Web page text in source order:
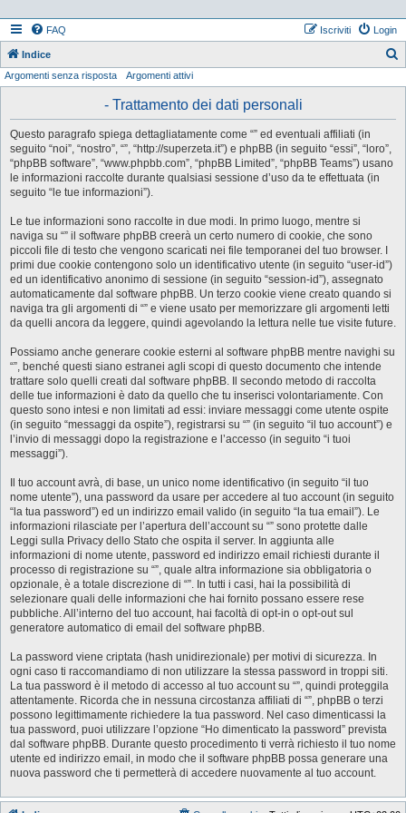
FAQ Login
Iscriviti
Indice
Argomenti senza risposta Argomenti attivi
- Trattamento dei dati personali
Questo paragrafo spiega dettagliatamente come “” ed eventuali affiliati (in
seguito “noi”, “nostro”, “”, “http://superzeta.it”) e phpBB (in seguito “essi”, “loro”,
“phpBB software”, “www.phpbb.com”, “phpBB Limited”, “phpBB Teams”) usano
le informazioni raccolte durante qualsiasi sessione d’uso da te effettuata (in
seguito “le tue informazioni”).
Le tue informazioni sono raccolte in due modi. In primo luogo, mentre si
naviga su “” il software phpBB creerà un certo numero di cookie, che sono
piccoli file di testo che vengono scaricati nei file temporanei del tuo browser. I
primi due cookie contengono solo un identificativo utente (in seguito “user-id”)
ed un identificativo anonimo di sessione (in seguito “session-id”), assegnato
automaticamente dal software phpBB. Un terzo cookie viene creato quando si
naviga tra gli argomenti di “” e viene usato per memorizzare gli argomenti letti
da quelli ancora da leggere, quindi agevolando la lettura nelle tue visite future.
Possiamo anche generare cookie esterni al software phpBB mentre navighi su
“”, benché questi siano estranei agli scopi di questo documento che intende
trattare solo quelli creati dal software phpBB. Il secondo metodo di raccolta
delle tue informazioni è dato da quello che tu inserisci volontariamente. Con
questo sono intesi e non limitati ad essi: inviare messaggi come utente ospite
(in seguito “messaggi da ospite”), registrarsi su “” (in seguito “il tuo account”) e
l’invio di messaggi dopo la registrazione e l’accesso (in seguito “i tuoi
messaggi”).
Il tuo account avrà, di base, un unico nome identificativo (in seguito “il tuo
nome utente”), una password da usare per accedere al tuo account (in seguito
“la tua password”) ed un indirizzo email valido (in seguito “la tua email”). Le
informazioni rilasciate per l’apertura dell’account su “” sono protette dalle
Leggi sulla Privacy dello Stato che ospita il server. In aggiunta alle
informazioni di nome utente, password ed indirizzo email richiesti durante il
processo di registrazione su “”, quale altra informazione sia obbligatoria o
opzionale, è a totale discrezione di “”. In tutti i casi, hai la possibilità di
selezionare quali delle informazioni che hai fornito possano essere rese
pubbliche. All’interno del tuo account, hai facoltà di opt-in o opt-out sul
generatore automatico di email del software phpBB.
La password viene criptata (hash unidirezionale) per motivi di sicurezza. In
ogni caso ti raccomandiamo di non utilizzare la stessa password in troppi siti.
La tua password è il metodo di accesso al tuo account su “”, quindi proteggila
attentamente. Ricorda che in nessuna circostanza affiliati di “”, phpBB o terzi
possono legittimamente richiedere la tua password. Nel caso dimenticassi la
tua password, puoi utilizzare l’opzione “Ho dimenticato la password” prevista
dal software phpBB. Durante questo procedimento ti verrà richiesto il tuo nome
utente ed indirizzo email, in modo che il software phpBB possa generare una
nuova password che ti permetterà di accedere nuovamente al tuo account.